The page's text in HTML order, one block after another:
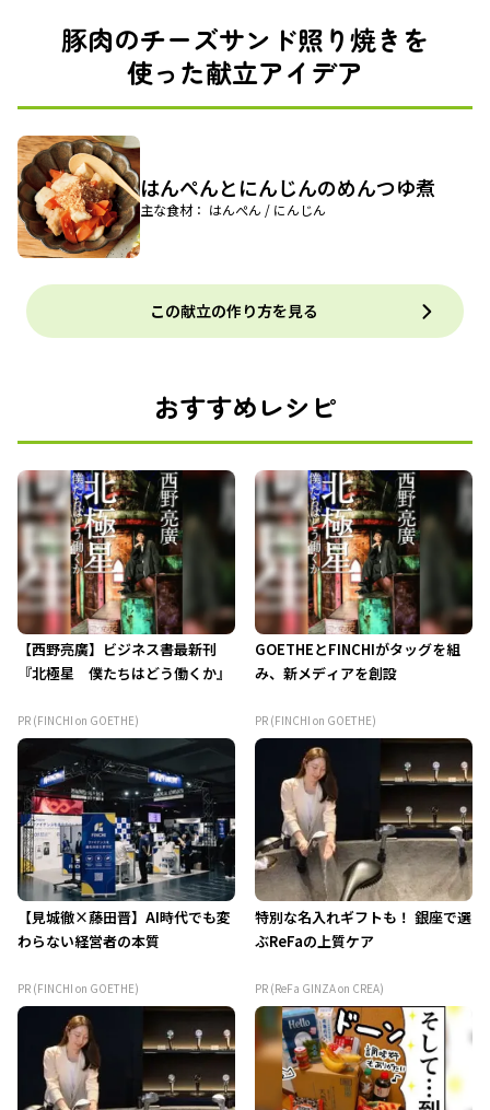
豚肉のチーズサンド照り焼きを
使った献立アイデア
はんぺんとにんじんのめんつゆ煮
主な食材： はんぺん / にんじん
この献立の作り方を見る
おすすめレシピ
【西野亮廣】ビジネス書最新刊
『北極星 僕たちはどう働くか』
PR (FINCHI on GOETHE)
GOETHEとFINCHIがタッグを組
み、新メディアを創設
PR (FINCHI on GOETHE)
【見城徹×藤田晋】AI時代でも変
わらない経営者の本質
PR (FINCHI on GOETHE)
特別な名入れギフトも！ 銀座で選
ぶReFaの上質ケア
PR (ReFa GINZA on CREA)